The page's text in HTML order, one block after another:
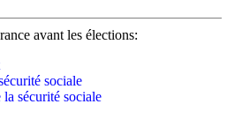
avant les élections:
sociale
sécurité sociale